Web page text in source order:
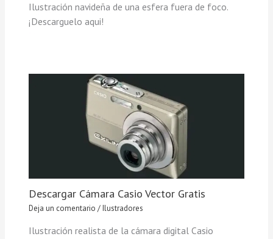
Ilustración navideña de una esfera fuera de foco.
¡Descarguelo aqui!
Descargar Cámara Casio Vector Gratis
Deja un comentario /Ilustradores
Ilustración realista de la cámara digital Casio